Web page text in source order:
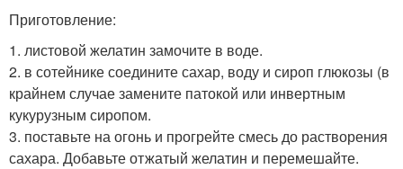
Приготовление:
1. листовой желатин замочите в воде.
2. в сотейнике соедините сахар, воду и сироп глюкозы (в
крайнем случае замените патокой или инвертным
кукурузным сиропом.
3. поставьте на огонь и прогрейте смесь до растворения
сахара. Добавьте отжатый желатин и перемешайте.